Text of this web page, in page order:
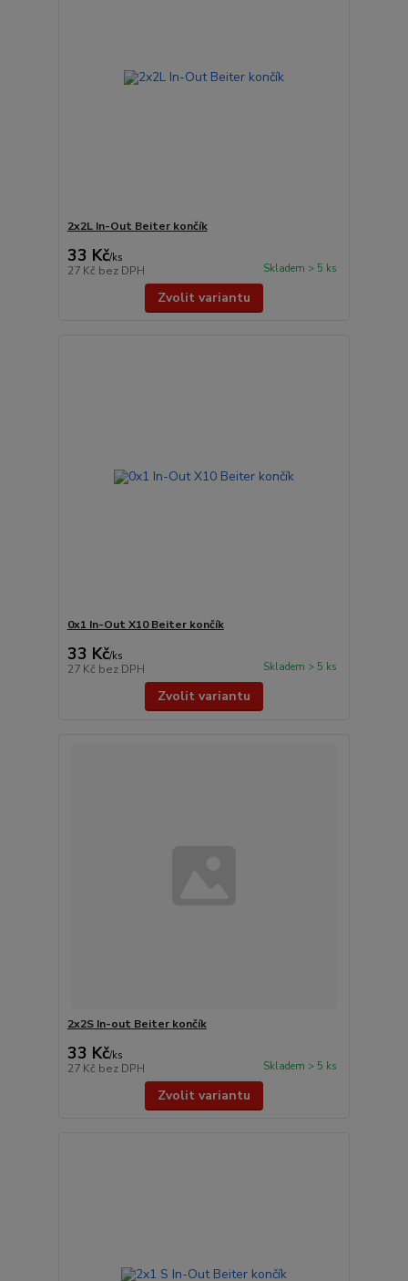
2x2L In-Out Beiter končík
33 Kč/ks
27 Kč bez DPH Skladem > 5 ks
Zvolit variantu
0x1 In-Out X10 Beiter končík
33 Kč/ks
27 Kč bez DPH Skladem > 5 ks
Zvolit variantu
2x2S In-out Beiter končík
33 Kč/ks
27 Kč bez DPH Skladem > 5 ks
Zvolit variantu